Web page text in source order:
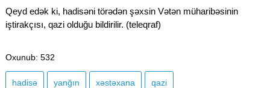
Qeyd edək ki, hadisəni törədən şəxsin Vətən müharibəsinin
iştirakçısı, qazi olduğu bildirilir. (teleqraf)
Oxunub: 532
hadisə yanğın xəstəxana qazi